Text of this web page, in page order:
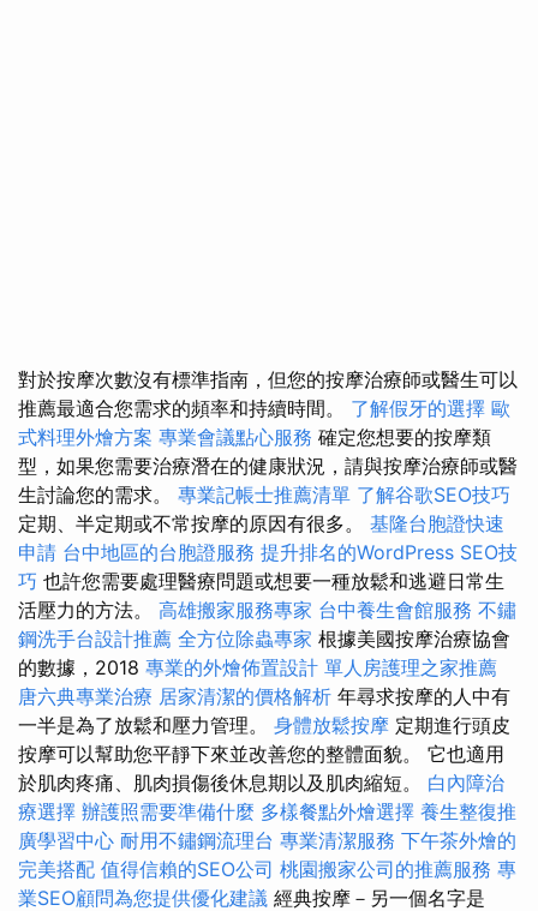
對於按摩次數沒有標準指南，但您的按摩治療師或醫生可以
推薦最適合您需求的頻率和持續時間。 了解假牙的選擇 歐
式料理外燴方案 專業會議點心服務 確定您想要的按摩類
型，如果您需要治療潛在的健康狀況，請與按摩治療師或醫
生討論您的需求。 專業記帳士推薦清單 了解谷歌SEO技巧
定期、半定期或不常按摩的原因有很多。 基隆台胞證快速
申請 台中地區的台胞證服務 提升排名的WordPress SEO技
巧 也許您需要處理醫療問題或想要一種放鬆和逃避日常生
活壓力的方法。 高雄搬家服務專家 台中養生會館服務 不鏽
鋼洗手台設計推薦 全方位除蟲專家 根據美國按摩治療協會
的數據，2018 專業的外燴佈置設計 單人房護理之家推薦
唐六典專業治療 居家清潔的價格解析 年尋求按摩的人中有
一半是為了放鬆和壓力管理。 身體放鬆按摩 定期進行頭皮
按摩可以幫助您平靜下來並改善您的整體面貌。 它也適用
於肌肉疼痛、肌肉損傷後休息期以及肌肉縮短。 白內障治
療選擇 辦護照需要準備什麼 多樣餐點外燴選擇 養生整復推
廣學習中心 耐用不鏽鋼流理台 專業清潔服務 下午茶外燴的
完美搭配 值得信賴的SEO公司 桃園搬家公司的推薦服務 專
業SEO顧問為您提供優化建議 經典按摩－另一個名字是